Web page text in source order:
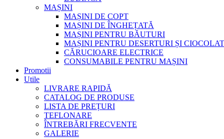
MAȘINI
MAȘINI DE COPT
MAȘINI DE ÎNGHEȚATĂ
MAȘINI PENTRU BĂUTURI
MAȘINI PENTRU DESERTURI ȘI
CĂRUCIOARE ELECTRICE
CONSUMABILE PENTRU MAȘINI
Promotii
Utile
LIVRARE RAPIDĂ
CATALOG DE PRODUSE
LISTA DE PREȚURI
TEFLONARE
ÎNTREBĂRI FRECVENTE
GALERIE